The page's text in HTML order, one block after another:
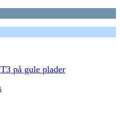
på gule plader